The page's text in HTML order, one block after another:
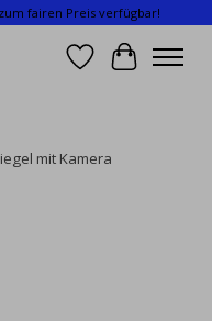
fairen Preis verfügbar!
Wunschzettel
Ihr
mit Kamera